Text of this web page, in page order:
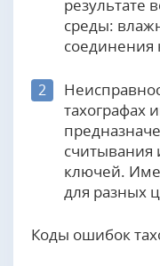
результате
среды:
соединения
2
тахографах
считывания
ключей.
для разных
Коды ошибок